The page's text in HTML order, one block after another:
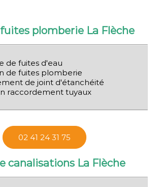
plomberie La Flèche
de fuites d'eau
de fuites plomberie
de joint d'étanchéité
raccordement tuyaux
02 41 24 31 75
canalisations La Flèche